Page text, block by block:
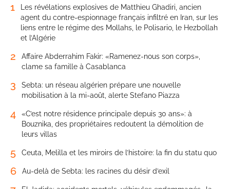
1
Les révélations explosives de Matthieu Ghadiri, ancien
agent du contre-espionnage français infiltré en Iran, sur les
liens entre le régime des Mollahs, le Polisario, le Hezbollah
et l’Algérie
2
Affaire Abderrahim Fakir: «Ramenez-nous son corps»,
clame sa famille à Casablanca
3
Sebta: un réseau algérien prépare une nouvelle
mobilisation à la mi-août, alerte Stefano Piazza
4
«C’est notre résidence principale depuis 30 ans»: à
Bouznika, des propriétaires redoutent la démolition de
leurs villas
5 Ceuta, Melilla et les miroirs de l’histoire: la fin du statu quo
6 Au-delà de Sebta: les racines du désir d’exil